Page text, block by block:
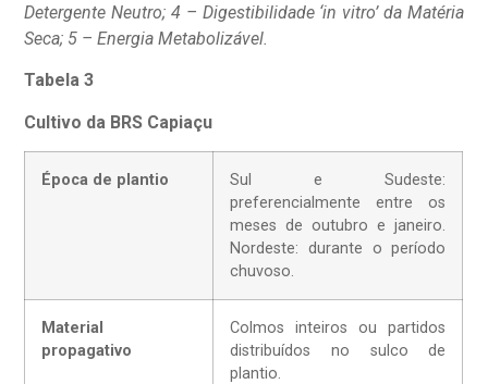
Detergente Neutro; 4 – Digestibilidade ‘in vitro’ da Matéria
Seca; 5 – Energia Metabolizável.
Tabela 3
Cultivo da BRS Capiaçu
Época de plantio
Sul e Sudeste:
preferencialmente entre os
meses de outubro e janeiro.
Nordeste: durante o período
chuvoso.
Material
propagativo
Colmos inteiros ou partidos
distribuídos no sulco de
plantio.